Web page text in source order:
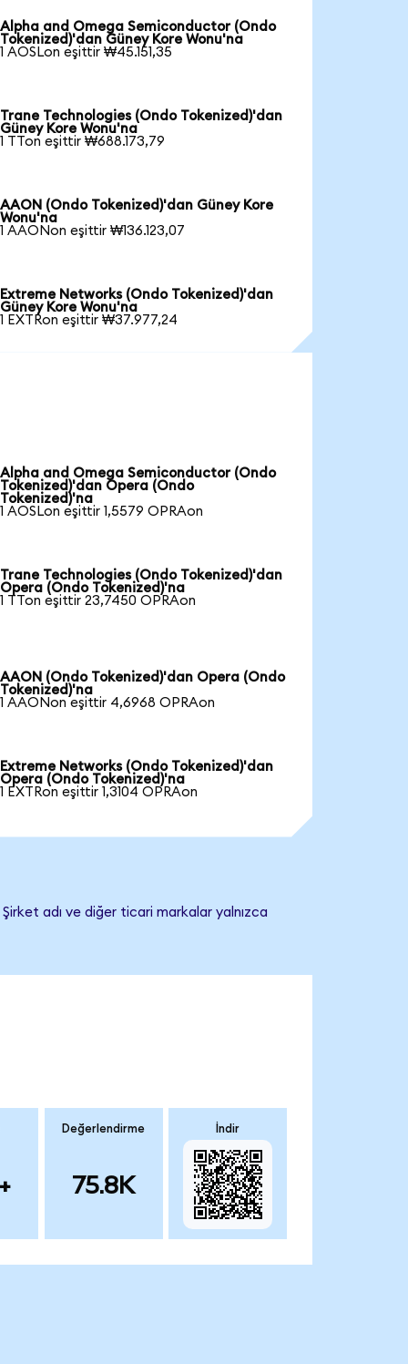
Alpha and Omega Semiconductor (Ondo
Tokenized)'dan Güney Kore Wonu'na
1 AOSLon eşittir ₩45.151,35
Trane Technologies (Ondo Tokenized)'dan
Güney Kore Wonu'na
1 TTon eşittir ₩688.173,79
AAON (Ondo Tokenized)'dan Güney Kore
Wonu'na
1 AAONon eşittir ₩136.123,07
Extreme Networks (Ondo Tokenized)'dan
Güney Kore Wonu'na
1 EXTRon eşittir ₩37.977,24
Alpha and Omega Semiconductor (Ondo
Tokenized)'dan Opera (Ondo
Tokenized)'na
1 AOSLon eşittir 1,5579 OPRAon
Trane Technologies (Ondo Tokenized)'dan
Opera (Ondo Tokenized)'na
1 TTon eşittir 23,7450 OPRAon
AAON (Ondo Tokenized)'dan Opera (Ondo
Tokenized)'na
1 AAONon eşittir 4,6968 OPRAon
Extreme Networks (Ondo Tokenized)'dan
Opera (Ondo Tokenized)'na
1 EXTRon eşittir 1,3104 OPRAon
adı ve diğer ticari markalar yalnızca
Değerlendirme
75.8K
İndir